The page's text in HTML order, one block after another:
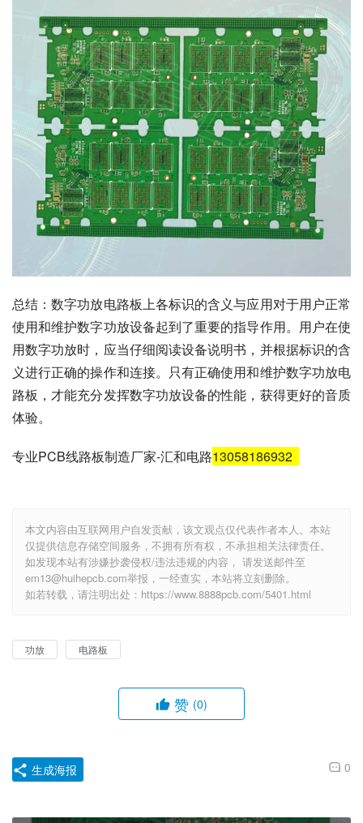
总结：数字功放电路板上各标识的含义与应用对于用户正常
使用和维护数字功放设备起到了重要的指导作用。用户在使
用数字功放时，应当仔细阅读设备说明书，并根据标识的含
义进行正确的操作和连接。只有正确使用和维护数字功放电
路板，才能充分发挥数字功放设备的性能，获得更好的音质
体验。
专业PCB线路板制造厂家-汇和电路13058186932
本文内容由互联网用户自发贡献，该文观点仅代表作者本人。本站
仅提供信息存储空间服务，不拥有所有权，不承担相关法律责任。
如发现本站有涉嫌抄袭侵权/违法违规的内容， 请发送邮件至
em13@huihepcb.com举报，一经查实，本站将立刻删除。
如若转载，请注明出处：https://www.8888pcb.com/5401.html
功放 电路板
赞 (0)
0
生成海报